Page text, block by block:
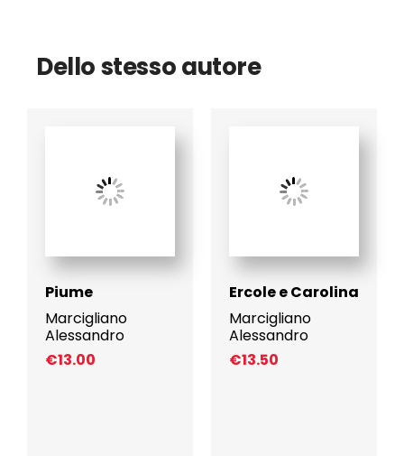
Dello stesso autore
Piume
Marcigliano
Alessandro
€13.00
Ercole e Carolina
Marcigliano
Alessandro
€13.50